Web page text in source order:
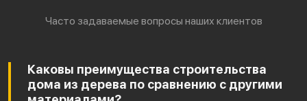
Часто задаваемые вопросы наших клиентов
Каковы преимущества строительства
дома из дерева по сравнению с другими